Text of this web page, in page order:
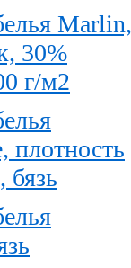
Marlin,
30%
г/м2
плотность
бязь